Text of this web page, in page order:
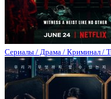
Сериалы / Драма / Криминал /